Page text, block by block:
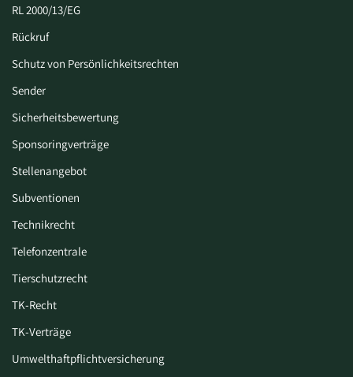
RL 2000/13/EG
Rückruf
Schutz von Persönlichkeitsrechten
Sender
Sicherheitsbewertung
Sponsoringverträge
Stellenangebot
Subventionen
Technikrecht
Telefonzentrale
Tierschutzrecht
TK-Recht
TK-Verträge
Umwelthaftpflichtversicherung